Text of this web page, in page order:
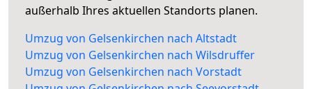
außerhalb Ihres aktuellen Standorts planen.
Umzug von Gelsenkirchen nach Altstadt
Umzug von Gelsenkirchen nach Wilsdruffer
Umzug von Gelsenkirchen nach Vorstadt